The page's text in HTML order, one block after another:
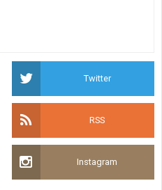
Twitter
RSS
Instagram